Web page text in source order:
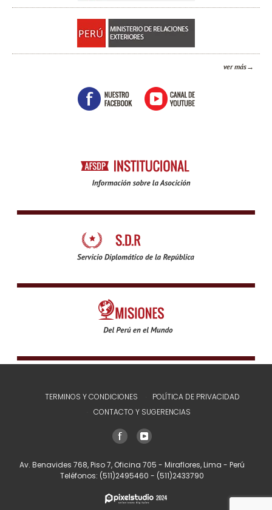
ver más
TERMINOS Y CONDICIONES
POLÍTICA DE PRIVACIDAD
CONTACTO Y SUGERENCIAS
Av. Benavides 768, Piso 7, Oficina 705 - Miraflores, Lima - Perú
Teléfonos: (511)2495460 - (511)2433790